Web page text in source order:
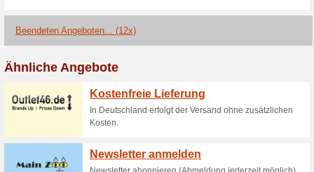
Aktuelle Angebote
Jetzt 40 % Rabatt
Sale nur bis zum.